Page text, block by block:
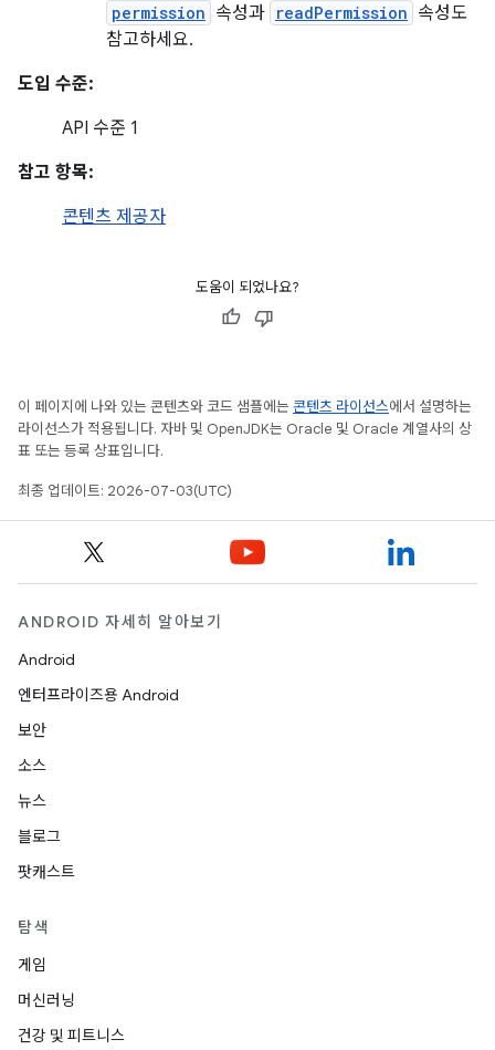
permission 속성과 readPermission 속성도
참고하세요.
도입 수준:
API 수준 1
참고 항목:
콘텐츠 제공자
도움이 되었나요?
이 페이지에 나와 있는 콘텐츠와 코드 샘플에는 콘텐츠 라이선스에서 설명하는
라이선스가 적용됩니다. 자바 및 OpenJDK는 Oracle 및 Oracle 계열사의 상
표 또는 등록 상표입니다.
최종 업데이트: 2026-07-03(UTC)
ANDROID 자세히 알아보기
Android
엔터프라이즈용 Android
보안
소스
뉴스
블로그
팟캐스트
탐색
게임
머신러닝
건강 및 피트니스